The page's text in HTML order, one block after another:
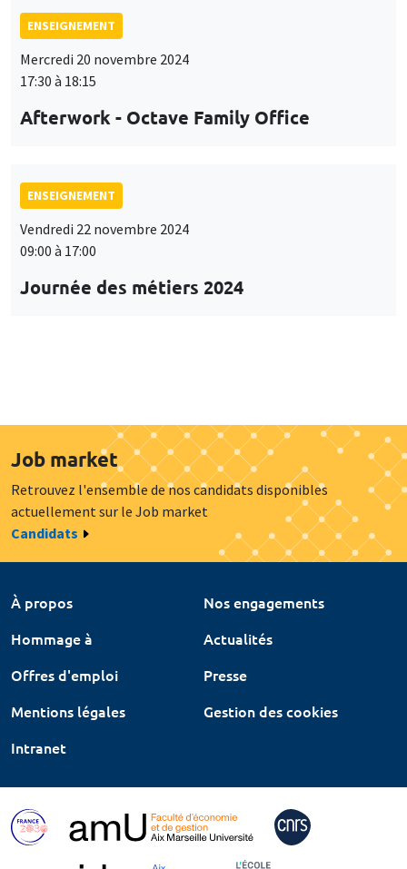
ENSEIGNEMENT
Mercredi 20 novembre 2024
17:30 à 18:15
Afterwork - Octave Family Office
ENSEIGNEMENT
Vendredi 22 novembre 2024
09:00 à 17:00
Journée des métiers 2024
Job market
Retrouvez l'ensemble de nos candidats disponibles
actuellement sur le Job market
Candidats
À propos
Nos engagements
Hommage à
Actualités
Offres d'emploi
Presse
Mentions légales
Gestion des cookies
Intranet